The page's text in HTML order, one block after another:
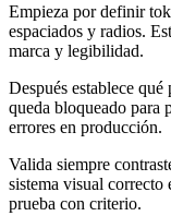
Empieza por definir
espaciados y radios.
marca y legibilidad.
Después establece
queda bloqueado para
errores en producción.
Valida siempre
sistema visual
prueba con criterio.